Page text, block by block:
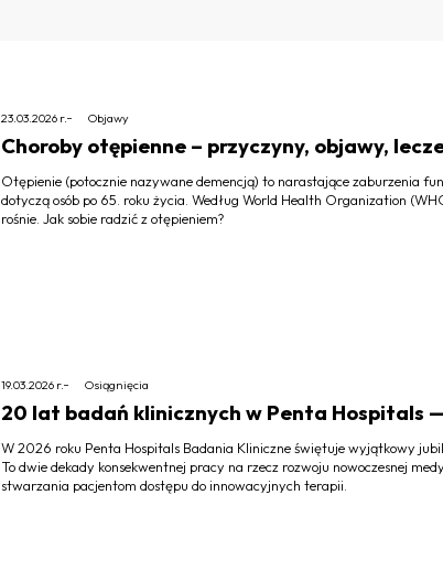
23.03.2026 r. Objawy
Choroby otępienne – przyczyny, objawy,
Otępienie (potocznie nazywane demencją) to narastające zaburzenia
dotyczą osób po 65. roku życia. Według World Health Organization
rośnie. Jak sobie radzić z otępieniem?
19.03.2026 r. Osiągnięcia
20 lat badań klinicznych w Penta Hospitals
W 2026 roku Penta Hospitals Badania Kliniczne świętuje wyjątkowy
To dwie dekady konsekwentnej pracy na rzecz rozwoju nowoczesnej
stwarzania pacjentom dostępu do innowacyjnych terapii.